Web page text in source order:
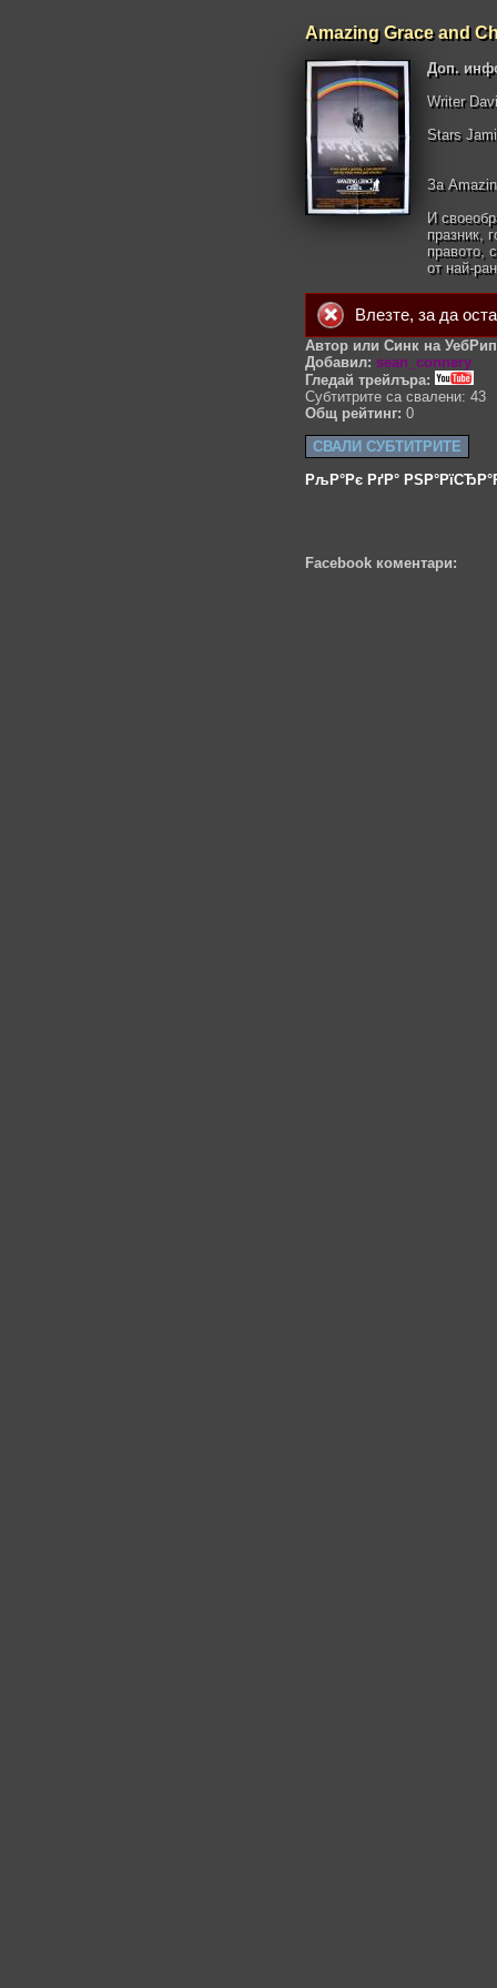
Amazing Grace and
Доп.
Writer
Stars
За
И
празник,
правото,
от най-
Влезте, за да
Автор или Синк на
Добавил: sean_connery
Гледай трейлъра:
Субтитрите са свалени: 43
Общ рейтинг: 0
СВАЛИ СУБТИТРИТЕ
РљР°Рє РґР°
Facebook коментари: